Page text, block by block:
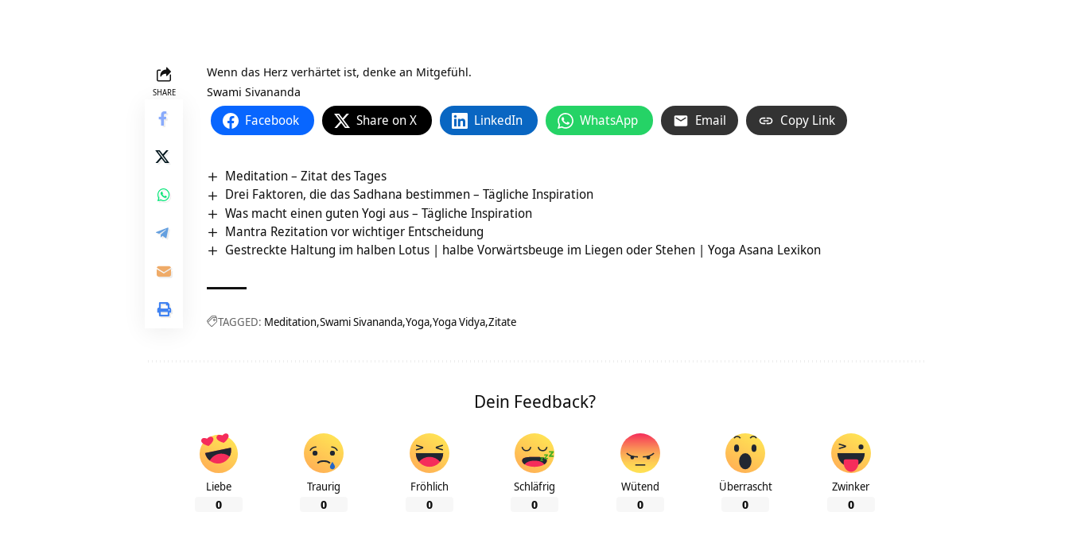
SHARE
Wenn das Herz verhärtet ist, denke an Mitgefühl.
Swami Sivananda
Facebook Share on X LinkedIn WhatsApp Email Copy Link
Meditation – Zitat des Tages
Drei Faktoren, die das Sadhana bestimmen – Tägliche Inspiration
Was macht einen guten Yogi aus – Tägliche Inspiration
Mantra Rezitation vor wichtiger Entscheidung
Gestreckte Haltung im halben Lotus | halbe Vorwärtsbeuge im Liegen oder Stehen | Yoga Asana Lexikon
TAGGED: Meditation Swami Sivananda Yoga Yoga Vidya Zitate
Dein Feedback?
Liebe
0
Traurig
0
Fröhlich
0
Schläfrig
0
Wütend
0
Überrascht
0
Zwinker
0